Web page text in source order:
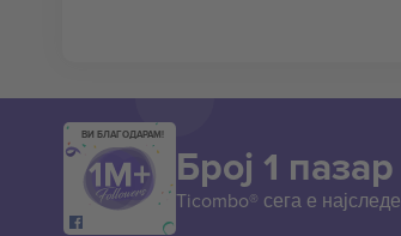
ВИ БЛАГОДАРАМ!
Број 1
Ticombo® сега е